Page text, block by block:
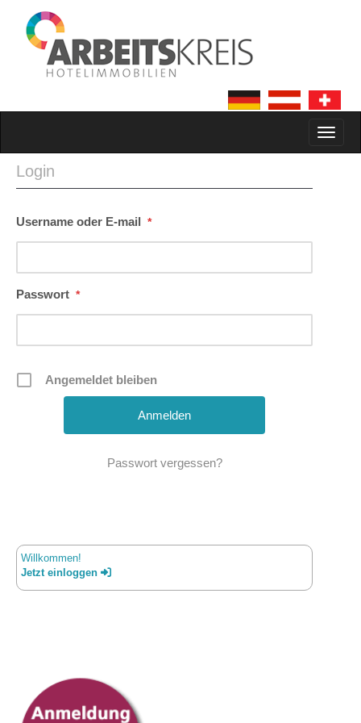
Login
Username oder E-mail *
Passwort *
Angemeldet bleiben
Passwort vergessen?
Willkommen!
Jetzt einloggen